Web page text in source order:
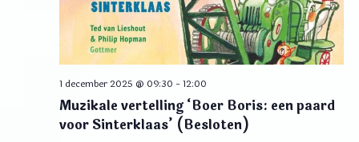
Muzikale vertelling ‘Boer Boris: een paard
voor Sinterklaas’ (Besloten)
1 december 2025 @ 09:30 -12:00